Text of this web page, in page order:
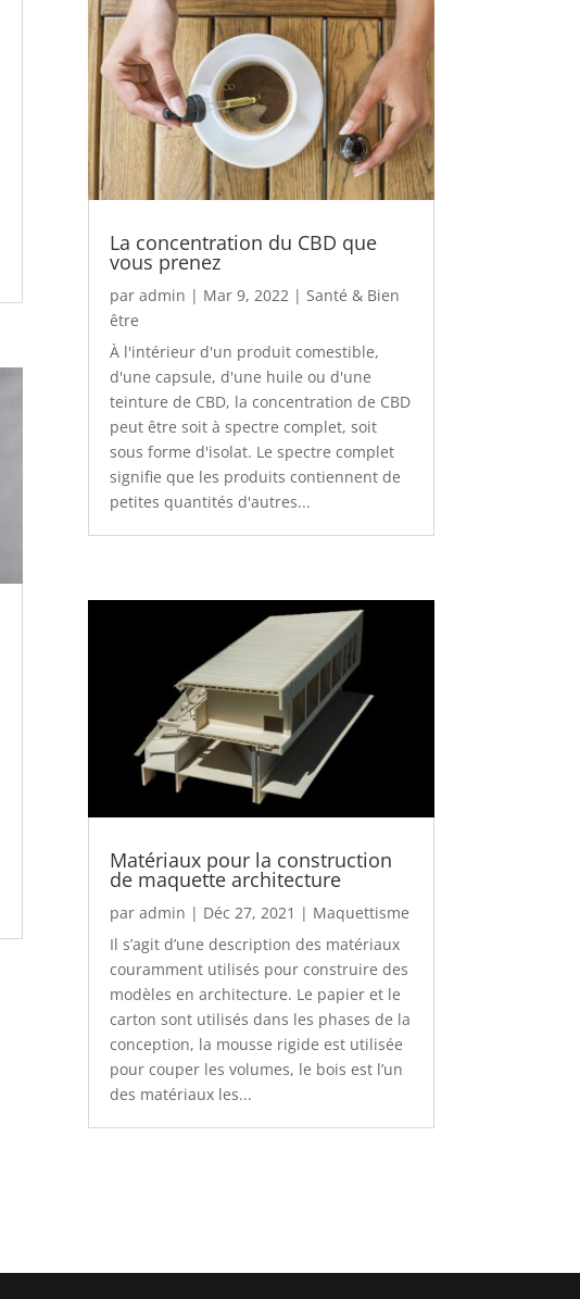
La concentration du CBD que
vous prenez
par admin | Mar 9, 2022| Santé & Bien
être
À l'intérieur d'un produit comestible,
d'une capsule, d'une huile ou d'une
teinture de CBD, la concentration de CBD
peut être soit à spectre complet, soit
sous forme d'isolat. Le spectre complet
signifie que les produits contiennent de
petites quantités d'autres...
Matériaux pour la construction
de maquette architecture
par admin | Déc 27, 2021 | Maquettisme
Il s’agit d’une description des matériaux
couramment utilisés pour construire des
modèles en architecture. Le papier et le
carton sont utilisés dans les phases de la
conception, la mousse rigide est utilisée
pour couper les volumes, le bois est l’un
des matériaux les...